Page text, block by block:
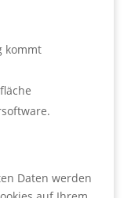
kommt
Daten werden